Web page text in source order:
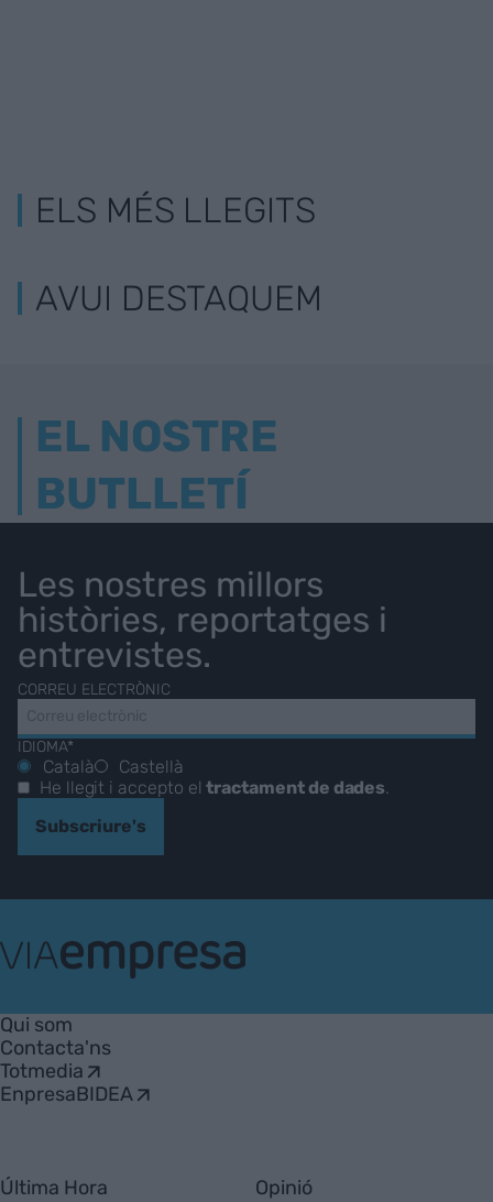
ELS MÉS LLEGITS
AVUI DESTAQUEM
EL NOSTRE
BUTLLETÍ
Les nostres millors
històries, reportatges i
entrevistes.
CORREU ELECTRÒNIC
IDIOMA*
Català
Castellà
He llegit i accepto eltractament de dades.
Subscriure's
Empresa
Qui som
Contacta'ns
Totmedia
EnpresaBIDEA
Última Hora Opinió